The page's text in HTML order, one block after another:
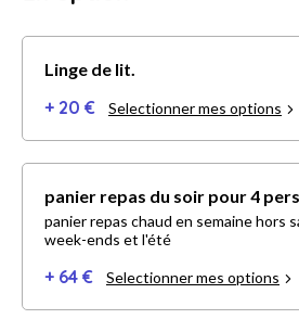
Linge de lit.
+ 20 € Selectionner mes options
panier repas du soir pour 4
panier repas chaud en semaine hors
week-ends et l'été
+ 64 € Selectionner mes options